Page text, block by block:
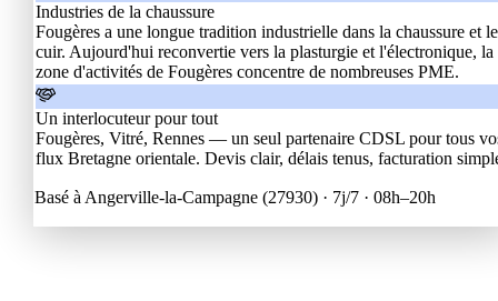
Industries de la chaussure
Fougères a une longue tradition industrielle dans la chaussure et le
cuir. Aujourd'hui reconvertie vers la plasturgie et l'électronique, la
zone d'activités de Fougères concentre de nombreuses PME.
Un interlocuteur pour tout
Fougères, Vitré, Rennes — un seul partenaire CDSL pour tous
flux Bretagne orientale. Devis clair, délais tenus, facturation
Basé à Angerville-la-Campagne (27930) · 7j/7 · 08h–20h